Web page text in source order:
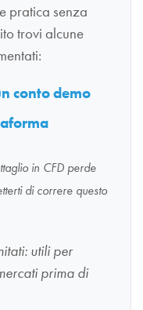
pratica senza
trovi alcune
conto demo
in CFD perde
di correre questo
utili per
prima di